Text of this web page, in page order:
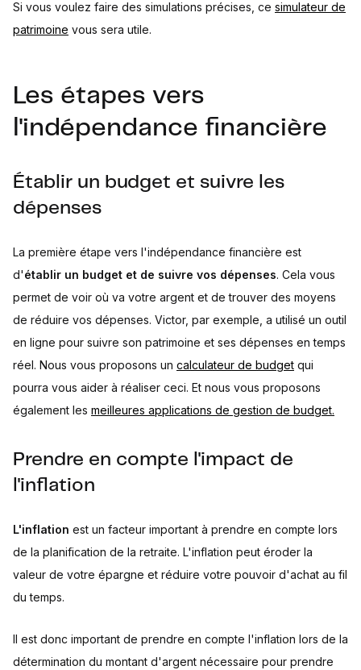
Si vous voulez faire des simulations précises, ce simulateur de
patrimoine vous sera utile.
Les étapes vers
l'indépendance financière
Établir un budget et suivre les
dépenses
La première étape vers l'indépendance financière est
d'établir un budget et de suivre vos dépenses. Cela vous
permet de voir où va votre argent et de trouver des moyens
de réduire vos dépenses. Victor, par exemple, a utilisé un outil
en ligne pour suivre son patrimoine et ses dépenses en temps
réel. Nous vous proposons un calculateur de budget qui
pourra vous aider à réaliser ceci. Et nous vous proposons
également les meilleures applications de gestion de budget.
Prendre en compte l'impact de
l'inflation
L'inflation est un facteur important à prendre en compte lors
de la planification de la retraite. L'inflation peut éroder la
valeur de votre épargne et réduire votre pouvoir d'achat au fil
du temps.
Il est donc important de prendre en compte l'inflation lors de la
détermination du montant d'argent nécessaire pour prendre